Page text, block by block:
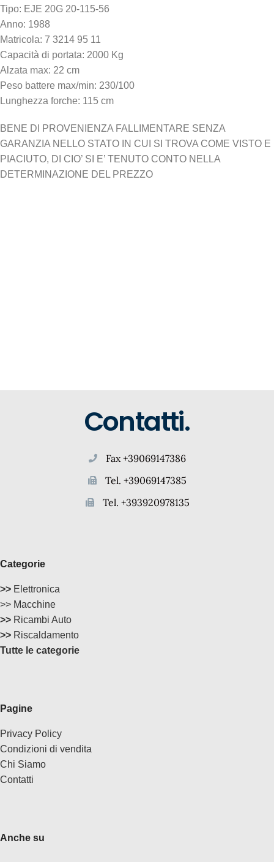
Tipo: EJE 20G 20-115-56
Anno: 1988
Matricola: 7 3214 95 11
Capacità di portata: 2000 Kg
Alzata max: 22 cm
Peso battere max/min: 230/100
Lunghezza forche: 115 cm
BENE DI PROVENIENZA FALLIMENTARE SENZA
GARANZIA NELLO STATO IN CUI SI TROVA COME VISTO E
PIACIUTO, DI CIO’ SI E’ TENUTO CONTO NELLA
DETERMINAZIONE DEL PREZZO
Contatti.
Fax +39069147386
Tel. +39069147385
Tel. +393920978135
Categorie
>> Elettronica
>> Macchine
>> Ricambi Auto
>> Riscaldamento
Tutte le categorie
Pagine
Privacy Policy
Condizioni di vendita
Chi Siamo
Contatti
Anche su